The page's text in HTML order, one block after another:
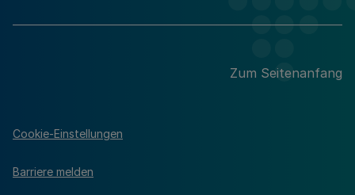
Zum Seitenanfang
Cookie-Einstellungen
Barriere melden